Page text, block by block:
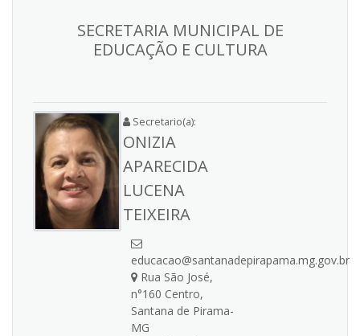
SECRETARIA MUNICIPAL DE
EDUCAÇÃO E CULTURA
Secretario(a):
ONIZIA
APARECIDA
LUCENA
TEIXEIRA
educacao@santanadepirapama.mg.gov.br
Rua São José,
n°160 Centro,
Santana de Pirama-
MG